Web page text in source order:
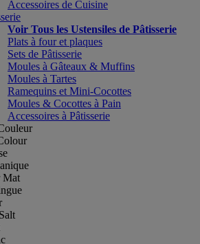
Accessoires de Cuisine
Voir Tous les Ustensiles de Pâtisserie
Plats à four et plaques
Sets de Pâtisserie
Moules à Gâteaux & Muffins
Moules à Tartes
Ramequins et Mini-Cocottes
Moules & Cocottes à Pain
Accessoires à Pâtisserie
Mat